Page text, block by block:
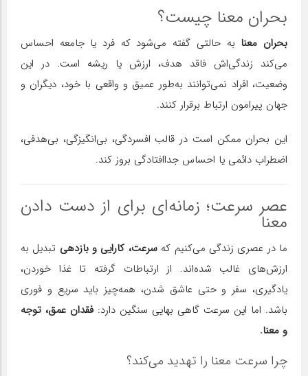
بحران معنا چیست؟
بحران معنا به حالتی گفته می‌شود که فرد یا جامعه احساس
می‌کند زندگی‌اش فاقد هدف، ارزش یا ریشه‌ است. در این
وضعیت، افراد نمی‌توانند به‌طور عمیق و واقعی با خود، دیگران و
جهان پیرامون ارتباط برقرار کنند.
این بحران ممکن است در قالب افسردگی، بی‌انگیزگی، بی‌هدفی،
اضطراب دائمی یا احساس جداافتادگی بروز کند.
عصر سرعت؛ زمانه‌ای برای از دست دادن
معنا
ما در عصری زندگی می‌کنیم کهسرعت، کارایی و بازدهی تبدیل به
ارزش‌های غالب شده‌اند. از ارتباطات گرفته تا غذا خوردن،
یادگیری، سفر و حتی عاشق شدن، همه‌چیز باید سریع و فوری
باشد. اما این سرعت گاهی بهایی سنگین دارد: فقدان عمق، توجه
و معنا.
چرا سرعت معنا را تهدید می‌کند؟